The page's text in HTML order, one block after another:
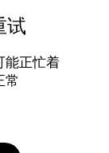
试
能正忙着
常